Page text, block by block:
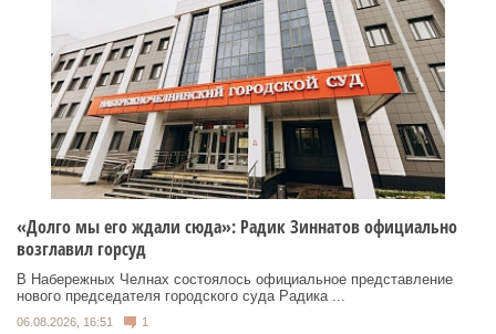
«Долго мы его ждали сюда»: Радик Зиннатов официально
возглавил горсуд
В Набережных Челнах состоялось официальное представление
нового председателя городского суда Радика ...
06.08.2026, 16:51 1